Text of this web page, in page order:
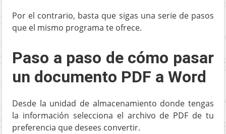
Por el contrario, basta que sigas una serie de pasos
que el mismo programa te ofrece.
Paso a paso de cómo pasar
un documento PDF a Word
Desde la unidad de almacenamiento donde tengas
la información selecciona el archivo de PDF de tu
preferencia que desees convertir.